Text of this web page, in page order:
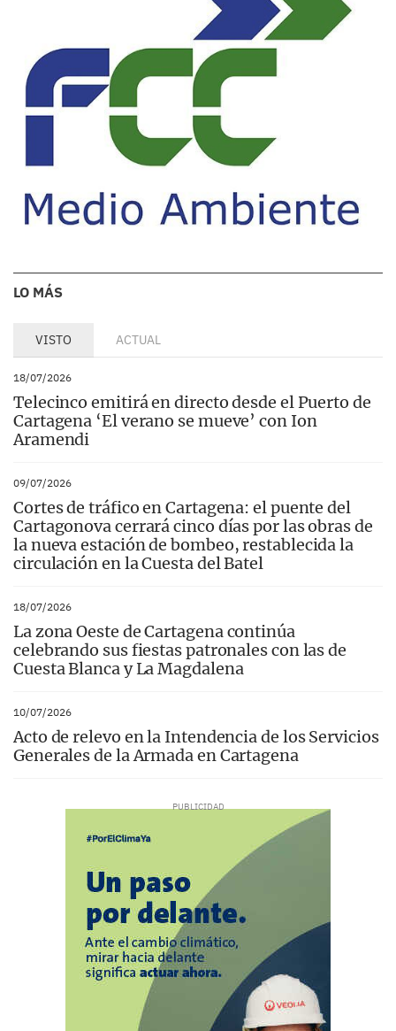
LO MÁS
VISTO ACTUAL
18/07/2026
Telecinco emitirá en directo desde el Puerto de
Cartagena ‘El verano se mueve’ con Ion
Aramendi
09/07/2026
Cortes de tráfico en Cartagena: el puente del
Cartagonova cerrará cinco días por las obras de
la nueva estación de bombeo, restablecida la
circulación en la Cuesta del Batel
18/07/2026
La zona Oeste de Cartagena continúa
celebrando sus fiestas patronales con las de
Cuesta Blanca y La Magdalena
10/07/2026
Acto de relevo en la Intendencia de los Servicios
Generales de la Armada en Cartagena